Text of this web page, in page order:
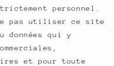
personnel.
ne pas utiliser ce site
données qui y
et pour toute